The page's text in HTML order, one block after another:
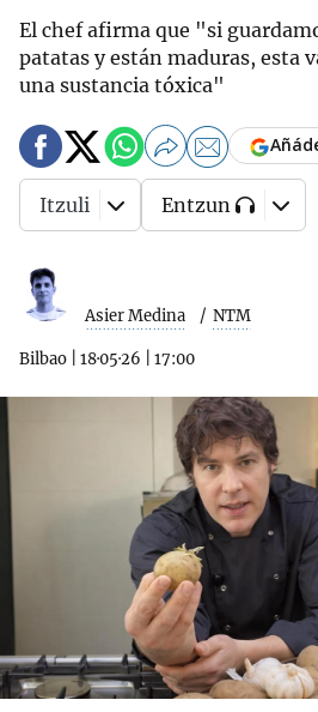
El chef afirma que "si
patatas y están maduras, esta
una sustancia tóxica"
Asier Medina NTM
Bilbao 18·05·26 17:00
Itzuli Entzun